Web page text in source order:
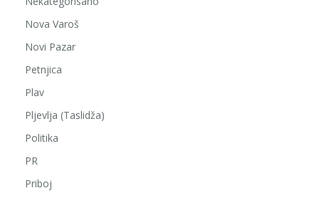
Nova Varoš
Novi Pazar
Petnjica
Plav
Pljevlja (Taslidža)
Politika
PR
Priboj